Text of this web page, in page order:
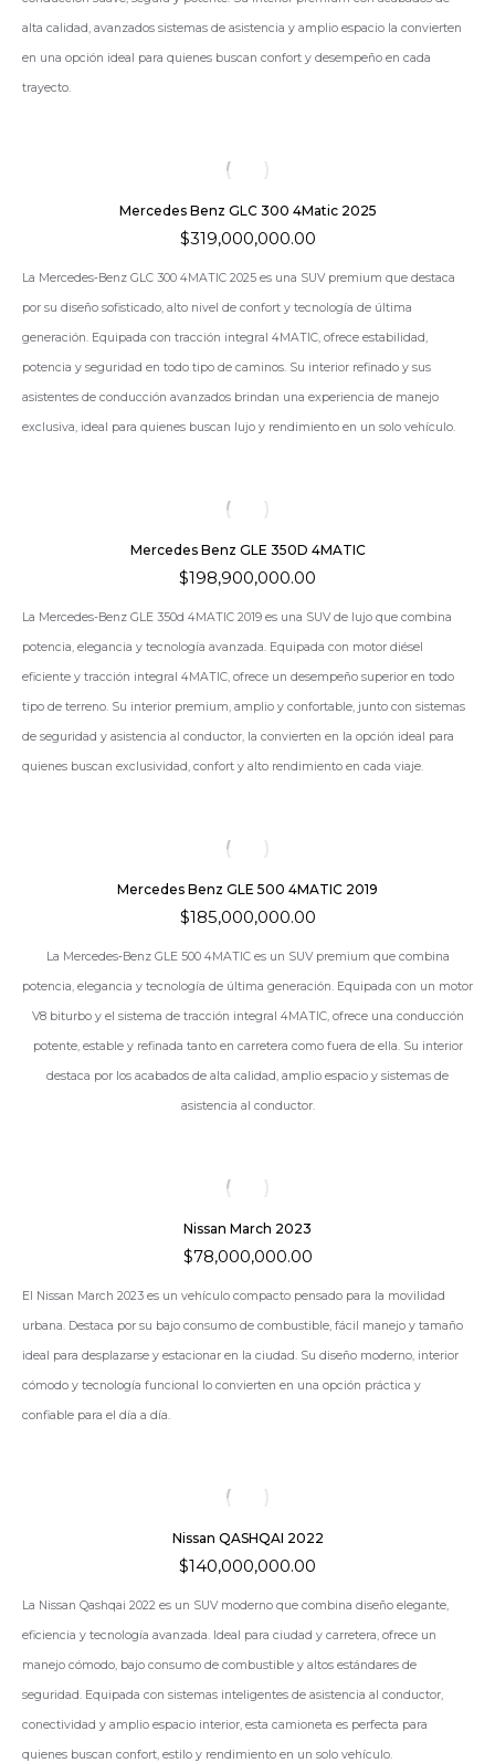
alta calidad, avanzados sistemas de asistencia y amplio espacio la convierten
en una opción ideal para quienes buscan confort y desempeño en cada
trayecto.
Mercedes Benz GLC 300 4Matic 2025
$319,000,000.00
La Mercedes‑Benz GLC 300 4MATIC 2025 es una SUV premium que destaca
por su diseño sofisticado, alto nivel de confort y tecnología de última
generación. Equipada con tracción integral 4MATIC, ofrece estabilidad,
potencia y seguridad en todo tipo de caminos. Su interior refinado y sus
asistentes de conducción avanzados brindan una experiencia de manejo
exclusiva, ideal para quienes buscan lujo y rendimiento en un solo vehículo.
Mercedes Benz GLE 350D 4MATIC
$198,900,000.00
La Mercedes-Benz GLE 350d 4MATIC 2019 es una SUV de lujo que combina
potencia, elegancia y tecnología avanzada. Equipada con motor diésel
eficiente y tracción integral 4MATIC, ofrece un desempeño superior en todo
tipo de terreno. Su interior premium, amplio y confortable, junto con sistemas
de seguridad y asistencia al conductor, la convierten en la opción ideal para
quienes buscan exclusividad, confort y alto rendimiento en cada viaje.
Mercedes Benz GLE 500 4MATIC 2019
$185,000,000.00
La Mercedes‑Benz GLE 500 4MATICes un SUV premium que combina
potencia, elegancia y tecnología de última generación. Equipada con un motor
V8 biturbo y el sistema de tracción integral 4MATIC, ofrece una conducción
potente, estable y refinada tanto en carretera como fuera de ella. Su interior
destaca por los acabados de alta calidad, amplio espacio y sistemas de
asistencia al conductor.
Nissan March 2023
$78,000,000.00
El Nissan March 2023 es un vehículo compacto pensado para la movilidad
urbana. Destaca por su bajo consumo de combustible, fácil manejo y tamaño
ideal para desplazarse y estacionar en la ciudad. Su diseño moderno, interior
cómodo y tecnología funcional lo convierten en una opción práctica y
confiable para el día a día.
Nissan QASHQAI 2022
$140,000,000.00
La Nissan Qashqai 2022 es un SUV moderno que combina diseño elegante,
eficiencia y tecnología avanzada. Ideal para ciudad y carretera, ofrece un
manejo cómodo, bajo consumo de combustible y altos estándares de
seguridad. Equipada con sistemas inteligentes de asistencia al conductor,
conectividad y amplio espacio interior, esta camioneta es perfecta para
quienes buscan confort, estilo y rendimiento en un solo vehículo.